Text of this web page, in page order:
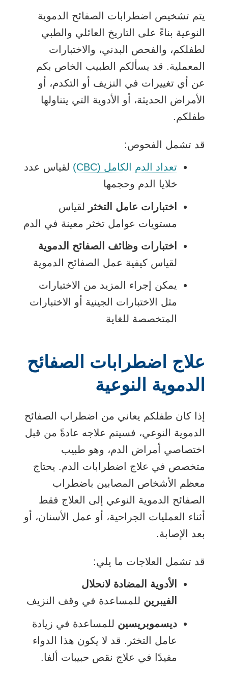
يتم تشخيص اضطرابات الصفائح الدموية
النوعية بناءً على التاريخ العائلي والطبي
لطفلكم، والفحص البدني، والاختبارات
المعملية. قد يسألكم الطبيب الخاص بكم
عن أي تغييرات في النزيف أو التكدم، أو
الأمراض الحديثة، أو الأدوية التي يتناولها
طفلكم.
قد تشمل الفحوص:
تعداد الدم الكامل (CBC)
لقياس عدد
خلايا الدم وحجمها
اختبارات عامل التخثر لقياس
مستويات عوامل تخثر معينة في الدم
اختبارات وظائف الصفائح الدموية
لقياس كيفية عمل الصفائح الدموية
يمكن إجراء المزيد من الاختبارات
مثل الاختبارات الجينية أو الاختبارات
المتخصصة للغاية
علاج اضطرابات الصفائح
الدموية النوعية
إذا كان طفلكم يعاني من اضطراب الصفائح
الدموية النوعي، فسيتم علاجه عادةً من قبل
اختصاصي أمراض الدم، وهو طبيب
متخصص في علاج اضطرابات الدم. يحتاج
معظم الأشخاص المصابين باضطراب
الصفائح الدموية النوعي إلى العلاج فقط
أثناء العمليات الجراحية، أو عمل الأسنان، أو
بعد الإصابة.
قد تشمل العلاجات ما يلي:
الأدوية المضادة لانحلال
الفيبرين للمساعدة في وقف النزيف
ديسموبريسين للمساعدة في زيادة
عامل التخثر. قد لا يكون هذا الدواء
مفيدًا في علاج نقص حبيبات ألفا.